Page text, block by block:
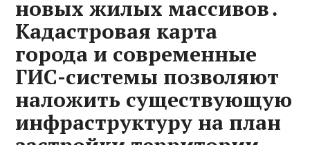
новых жилых массивов․
Кадастровая карта
города и современные
ГИС-системы позволяют
наложить существующую
инфраструктуру на план